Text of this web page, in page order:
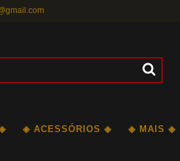
◈ ACESSÓRIOS ◈ ◈ MAIS ◈